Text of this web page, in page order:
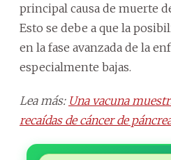
principal causa de muerte
Esto se debe a que la
en la fase avanzada de la
especialmente bajas.
Lea más: Una vacuna
recaídas de cáncer de